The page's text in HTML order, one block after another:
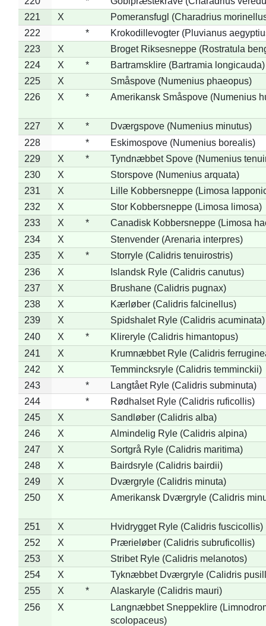
221
X
Pomeransfugl (Charadrius
222
*
Krokodillevogter (Pluvianus
223
X
Broget Riksesneppe (Rostratula
224
X *
Bartramsklire (Bartramia longicauda)
225
X
Småspove (Numenius phaeopus)
226
X * Amerikansk Småspove (Numenius
227 X *
Dværgspove (Numenius minutus)
228
*
Eskimospove (Numenius borealis)
229
X *
Tyndnæbbet Spove (Numenius
230
X
Storspove (Numenius arquata)
231
X
Lille Kobbersneppe (Limosa
232
X
Stor Kobbersneppe (Limosa limosa)
233
X *
Canadisk Kobbersneppe (Limosa
234
X
Stenvender (Arenaria interpres)
235
X *
Storryle (Calidris tenuirostris)
236
X
Islandsk Ryle (Calidris canutus)
237
X
Brushane (Calidris pugnax)
238
X
Kærløber (Calidris falcinellus)
239
X
Spidshalet Ryle (Calidris acuminata)
240
X *
Klireryle (Calidris himantopus)
241
X
Krumnæbbet Ryle (Calidris
242
X
Temmincksryle (Calidris temminckii)
243
*
Langtået Ryle (Calidris subminuta)
244
*
Rødhalset Ryle (Calidris ruficollis)
245
X
Sandløber (Calidris alba)
246
X
Almindelig Ryle (Calidris alpina)
247
X
Sortgrå Ryle (Calidris maritima)
248
X
Bairdsryle (Calidris bairdii)
249
X
Dværgryle (Calidris minuta)
250
X Amerikansk Dværgryle (Calidris
251 X
Hvidrygget Ryle (Calidris fuscicollis)
252
X
Prærieløber (Calidris subruficollis)
253
X
Stribet Ryle (Calidris melanotos)
254
X
Tyknæbbet Dværgryle (Calidris
255
X *
Alaskaryle (Calidris mauri)
256
X
Langnæbbet Sneppeklire
scolopaceus)